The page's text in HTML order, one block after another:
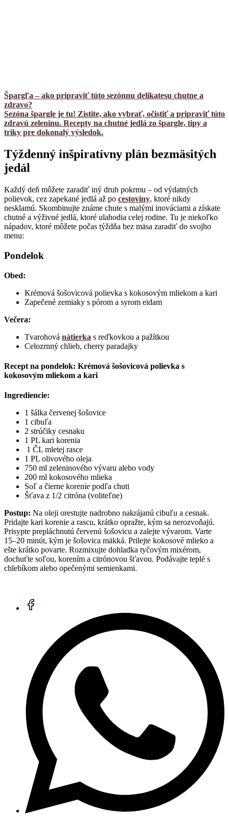
Špargľa – ako pripraviť túto sezónnu delikatesu chutne a
zdravo?
Sezóna špargle je tu! Zistite, ako vybrať, očistiť a pripraviť túto
zdravú zeleninu. Recepty na chutné jedlá zo špargle, tipy a
triky pre dokonalý výsledok.
Týždenný inšpiratívny plán bezmäsitých
jedál
Každý deň môžete zaradiť iný druh pokrmu – od výdatných
polievok, cez zapekané jedlá až po cestoviny, ktoré nikdy
nesklamú. Skombinujte známe chute s malými inováciami a získate
chutné a výživné jedlá, ktoré ulahodia celej rodine. Tu je niekoľko
nápadov, ktoré môžete počas týždňa bez mäsa zaradiť do svojho
menu:
Pondelok
Obed:
Krémová šošovicová polievka s kokosovým mliekom a kari
Zapečené zemiaky s pórom a syrom eidam
Večera:
Tvarohová nátierka s reďkovkou a pažítkou
Celozrnný chlieb, cherry paradajky
Recept na pondelok: Krémová šošovicová polievka s
kokosovým mliekom a kari
Ingrediencie:
1 šálka červenej šošovice
1 cibuľa
2 strúčiky cesnaku
1 PL kari korenia
1 ČL mletej rasce
1 PL olivového oleja
750 ml zeleninového vývaru alebo vody
200 ml kokosového mlieka
Soľ a čierne korenie podľa chuti
Šťava z 1/2 citróna (voliteľne)
Postup: Na oleji orestujte nadrobno nakrájanú cibuľu a cesnak.
Pridajte kari korenie a rascu, krátko opražte, kým sa nerozvoňajú.
Prisypte prepláchnutú červenú šošovicu a zalejte vývarom. Varte
15–20 minút, kým je šošovica mäkká. Prilejte kokosové mlieko a
ešte krátko povarte. Rozmixujte dohladka tyčovým mixérom,
dochuťte soľou, korením a citrónovou šťavou. Podávajte teplé s
chlebíkom alebo opečenými semienkami.